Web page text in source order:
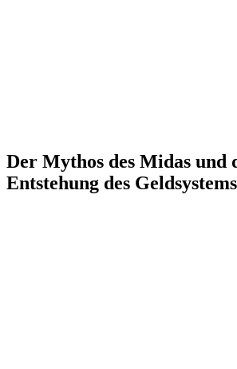
Der Mythos des Midas und
Entstehung des Geldsystems